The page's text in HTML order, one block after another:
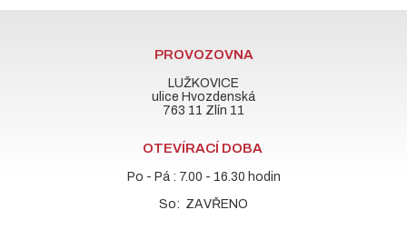
PROVOZOVNA
LUŽKOVICE
ulice Hvozdenská
763 11 Zlín 11
OTEVÍRACÍ DOBA
Po - Pá : 7.00 - 16.30 hodin
So: ZAVŘENO